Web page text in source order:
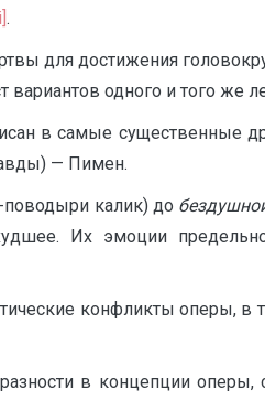
.
для достижения
вариантов одного и того же
в самые существенные
— Пимен.
поводыри калик) до
Их эмоции
конфликты оперы, в
в концепции